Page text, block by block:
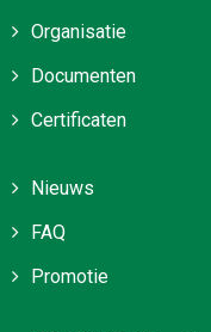
Organisatie
Documenten
Certificaten
Nieuws
FAQ
Promotie